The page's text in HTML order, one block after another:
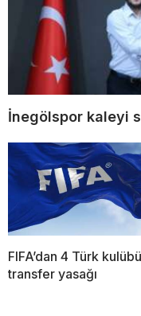
İnegölspor kaleyi
FIFA’dan 4 Türk
transfer yasağı